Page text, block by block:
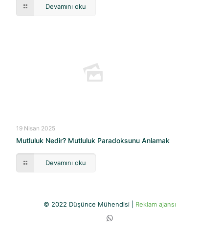
Devamını oku
19 Nisan 2025
Mutluluk Nedir? Mutluluk Paradoksunu Anlamak
Devamını oku
© 2022 Düşünce Mühendisi | Reklam ajansı